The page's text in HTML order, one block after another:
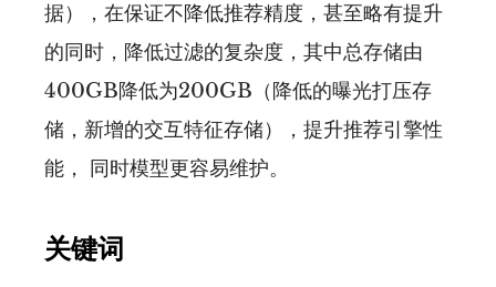
据），在保证不降低推荐精度，甚至略有提升
的同时，降低过滤的复杂度，其中总存储由
400GB降低为200GB（降低的曝光打压存
储，新增的交互特征存储），提升推荐引擎性
能， 同时模型更容易维护。
关键词